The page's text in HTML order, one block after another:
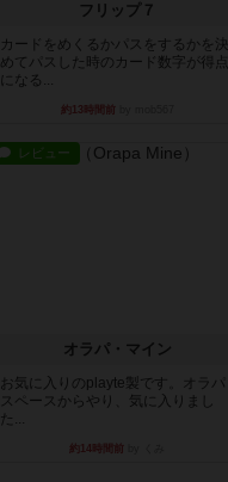
フリップ７
カードをめくるかパスをするかを決
めてパスした時のカード数字が得点
になる...
約13時間前
レビュー
オラパ・マイン
お気に入りのplayte製です。オラパ
スペースからやり、気に入りまし
た...
約14時間前